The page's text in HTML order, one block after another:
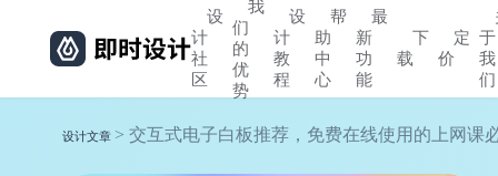
设
计
社
区
我
们
的
优
势
设
计
教
程
帮
助
中
心
最
新
功
能
下
载
定
价
于
我
们
设计文章 > 交互式电子白板推荐，免费在线使用的上网课